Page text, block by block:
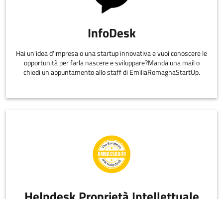
InfoDesk
Hai un'idea d'impresa o una startup innovativa e vuoi conoscere le
opportunità per farla nascere e sviluppare?Manda una mail o
chiedi un appuntamento allo staff di EmiliaRomagnaStartUp.